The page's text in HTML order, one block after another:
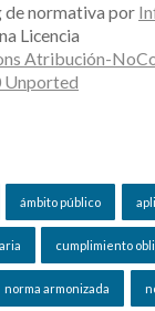
de normativa por
Licencia
Atribución-
Unported
ámbito público
cumplimiento
norma armonizada